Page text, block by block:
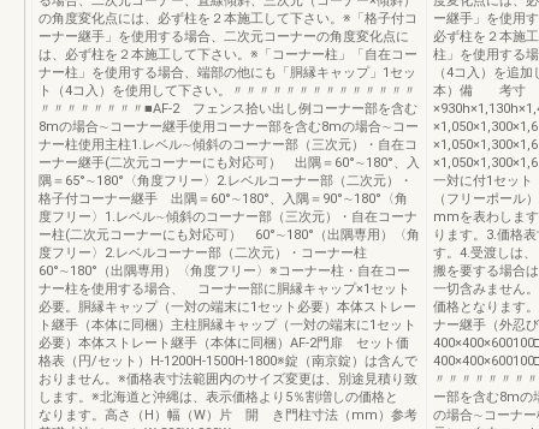
の角度変化点には、必ず柱を２本施工して下さい。※「格子付コ
ーナー継手」を使用する場合、二次元コーナーの角度変化点に
は、必ず柱を２本施工して下さい。※「コーナー柱」「自在コー
ナー柱」を使用する場合、端部の他にも「胴縁キャップ」1セッ
ト（4コ入）を使用して下さい。〃〃〃〃〃〃〃〃〃〃〃〃〃〃
〃〃〃〃〃〃〃〃■AF-2 フェンス拾い出し例コーナー部を含む
8mの場合∼コーナー継手使用コーナー部を含む8mの場合∼コー
ナー柱使用主柱1.レベル∼傾斜のコーナー部（三次元）・自在コ
ーナー継手(二次元コーナーにも対応可） 出隅＝60°∼180°、入
隅＝65°∼180°〈角度フリー〉2.レベルコーナー部（二次元）・
格子付コーナー継手 出隅＝60°∼180°、入隅＝90°∼180°〈角
度フリー〉1.レベル∼傾斜のコーナー部（三次元）・自在コーナ
ー柱(二次元コーナーにも対応可） 60°∼180°（出隅専用）〈角
度フリー〉2.レベルコーナー部（二次元）・コーナー柱
60°∼180°（出隅専用）〈角度フリー〉※コーナー柱・自在コー
ナー柱を使用する場合、 コーナー部に胴縁キャップ×1セット
必要。胴縁キャップ（一対の端末に1セット必要）本体ストレー
ト継手（本体に同梱）主柱胴縁キャップ（一対の端末に1セット
必要）本体ストレート継手（本体に同梱）AF-2門扉 セット価
格表（円/セット）H-1200H-1500H-1800※錠（南京錠）は含んで
おりません。※価格表寸法範囲内のサイズ変更は、別途見積り致
します。※北海道と沖縄は、表示価格より5％割増しの価格と
なります。高さ（H）幅（W）片 開 き門柱寸法（mm）参考
ー継手」を使用
必ず柱を２本施
柱」を使用する
（4コ入）を追
本）備 考寸
一対に付1セッ
（フリーポール
mmを表わしま
ります。3.価格
す。4.受渡しは
搬を要する場合
一切含みません
価格となります
ナー継手（外忍
〃〃〃〃〃〃〃
ー部を含む8mの
の場合∼コーナ